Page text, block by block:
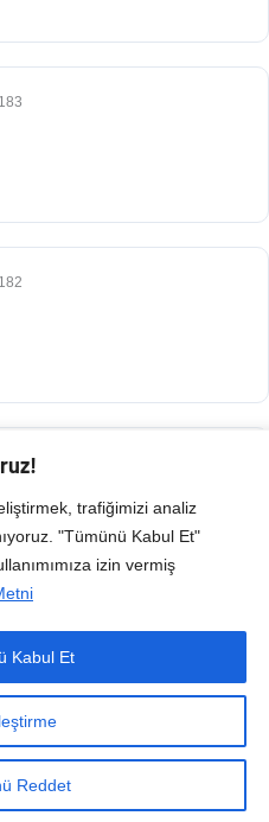
trafiğimizi analiz
"Tümünü Kabul Et"
izin vermiş
Reddet
Kabul Et